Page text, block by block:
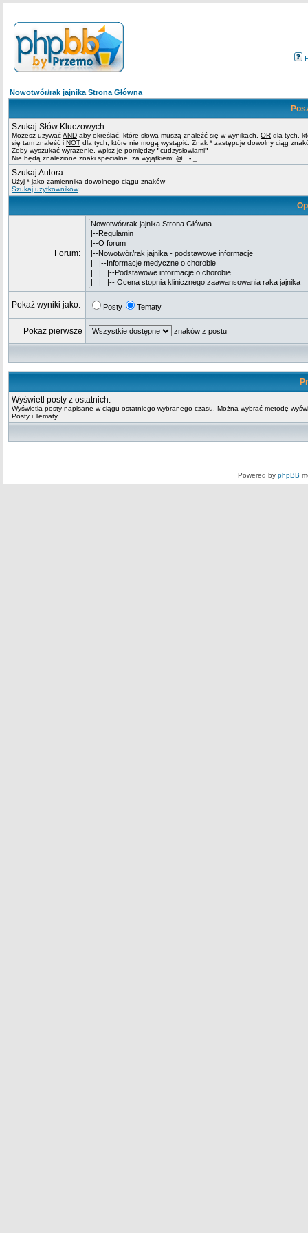
Nowotwór/rak jajnika Strona Główna
Szukaj Słów Kluczowych:
Możesz używaćAND aby określać, które słowa muszą znaleźć się w wynikach, OR dla tych,
się tam znaleść i NOT dla tych, które nie mogą wystąpić. Znak * zastępuje dowolny ciąg
Żeby wyszukać wyrażenie, wpisz je pomiędzy "cudzysłowiami"
Nie będą znalezione znaki specialne, za wyjątkiem: @ . - _
Szukaj Autora:
Użyj * jako zamiennika dowolnego ciągu znaków
Szukaj użytkowników
Forum:
Pokaż wyniki jako: Posty Tematy
Pokaż pierwsze znaków z postu
Wyświetl posty z ostatnich:
Wyświetla posty napisane w ciągu ostatniego wybranego czasu. Można wybrać metodę
Posty i Tematy
Powered by phpBB